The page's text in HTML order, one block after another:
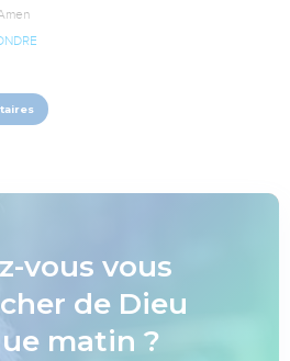
vous vous
de Dieu
matin ?